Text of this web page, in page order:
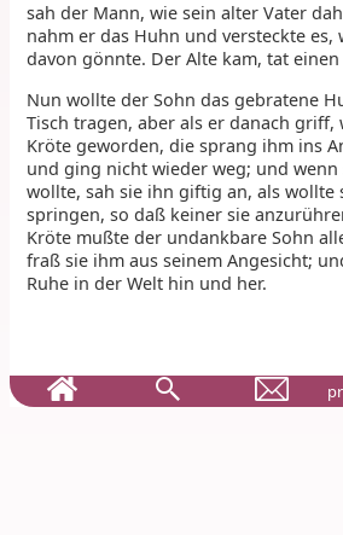
sah der Mann, wie sein alter Vater
nahm er das Huhn und versteckte es,
davon gönnte. Der Alte kam, tat
Nun wollte der Sohn das gebratene
Tisch tragen, aber als er danach griff,
Kröte geworden, die sprang ihm ins
und ging nicht wieder weg; und
wollte, sah sie ihn giftig an, als wollte
springen, so daß keiner sie
Kröte mußte der undankbare Sohn
fraß sie ihm aus seinem Angesicht;
Ruhe in der Welt hin und her.